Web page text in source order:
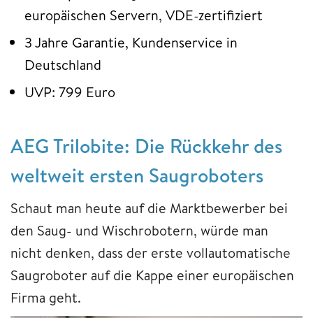
europäischen Servern, VDE-zertifiziert
3 Jahre Garantie, Kundenservice in
Deutschland
UVP: 799 Euro
AEG Trilobite: Die Rückkehr des
weltweit ersten Saugroboters
Schaut man heute auf die Marktbewerber bei
den Saug- und Wischrobotern, würde man
nicht denken, dass der erste vollautomatische
Saugroboter auf die Kappe einer europäischen
Firma geht.